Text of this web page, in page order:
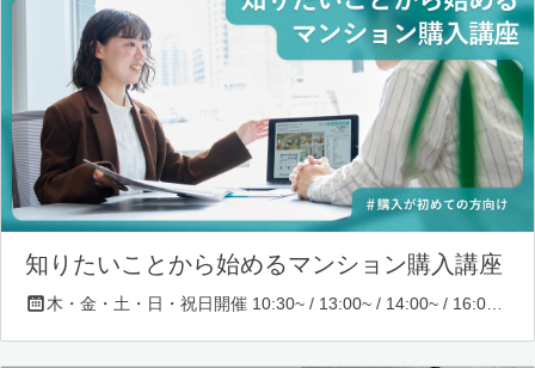
知りたいことから始めるマンション購入講座